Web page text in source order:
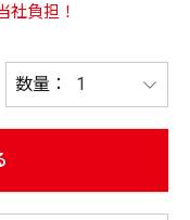
全て
社負担！